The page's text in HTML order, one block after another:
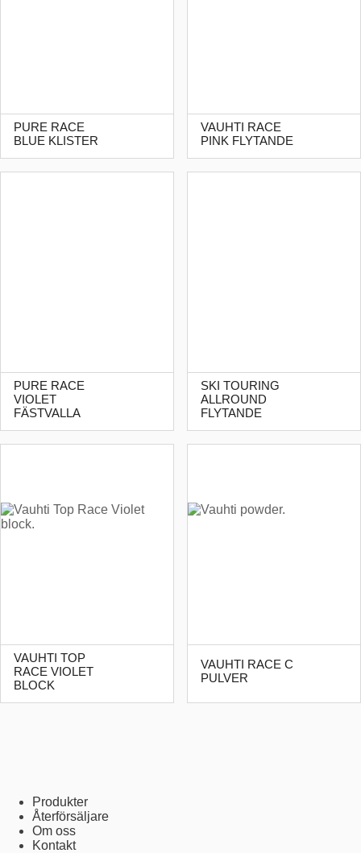
PURE RACE
BLUE KLISTER
VAUHTI RACE
PINK FLYTANDE
PURE RACE
VIOLET
FÄSTVALLA
SKI TOURING
ALLROUND
FLYTANDE
VAUHTI TOP
RACE VIOLET
BLOCK
VAUHTI RACE C
PULVER
Produkter
Återförsäljare
Om oss
Kontakt